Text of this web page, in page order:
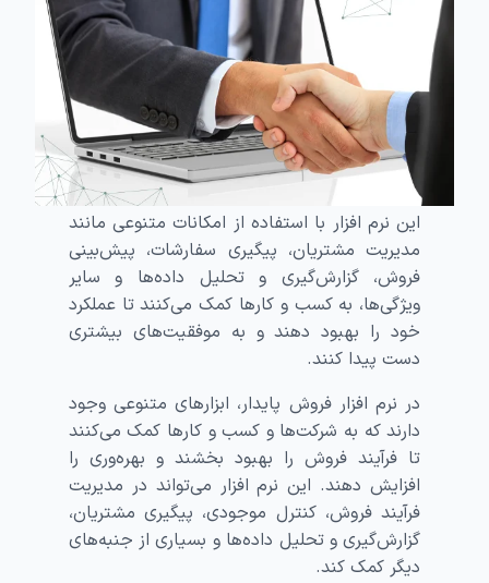
این نرم افزار با استفاده از امکانات متنوعی مانند
مدیریت مشتریان، پیگیری سفارشات، پیش‌بینی
فروش، گزارش‌گیری و تحلیل داده‌ها و سایر
ویژگی‌ها، به کسب و کارها کمک می‌کنند تا عملکرد
خود را بهبود دهند و به موفقیت‌های بیشتری
دست پیدا کنند.
در نرم افزار فروش پایدار، ابزارهای متنوعی وجود
دارند که به شرکت‌ها و کسب و کارها کمک می‌کنند
تا فرآیند فروش را بهبود بخشند و بهره‌وری را
افزایش دهند. این نرم افزار می‌تواند در مدیریت
فرآیند فروش، کنترل موجودی، پیگیری مشتریان،
گزارش‌گیری و تحلیل داده‌ها و بسیاری از جنبه‌های
دیگر کمک کند.